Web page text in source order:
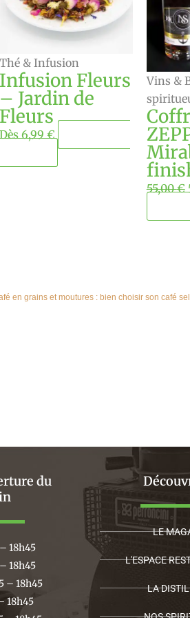
Thé & Infusion
Infusion Fleurs
– Jardin de
Fleurs
Dès 6,99 €
Les
options
être
choisies
sur
la
page
Vins &
55,00€
du
18h45
18h45
– 18h45
18h45
LE
L'ESPACE
LA